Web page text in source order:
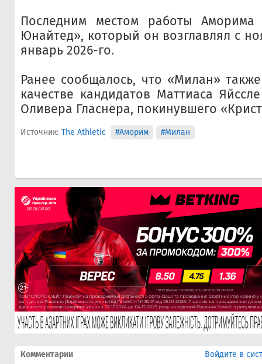
Последним местом работы
Юнайтед», который он возглавлял с
январь 2026-го.
Ранее сообщалось, что «Милан»
качестве кандидатов Маттиаса
Оливера Гласнера, покинувшего
Источник: The Athletic #Аморим #Милан
Комментарии Войдите в